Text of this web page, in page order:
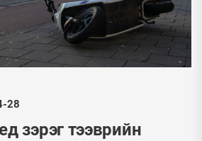
28
зэрэг тээврийн